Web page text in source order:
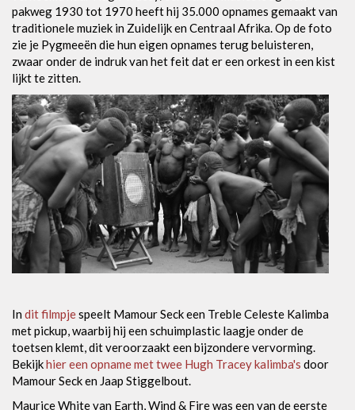
pakweg 1930 tot 1970 heeft hij 35.000 opnames gemaakt van
traditionele muziek in Zuidelijk en Centraal Afrika. Op de foto
zie je Pygmeeën die hun eigen opnames terug beluisteren,
zwaar onder de indruk van het feit dat er een orkest in een kist
lijkt te zitten.
In dit filmpjespeelt Mamour Seck een Treble Celeste Kalimba
met pickup, waarbij hij een schuimplastic laagje onder de
toetsen klemt, dit veroorzaakt een bijzondere vervorming.
Bekijkhier een opname met twee Hugh Tracey kalimba's door
Mamour Seck en Jaap Stiggelbout.
Maurice White van Earth, Wind & Fire was een van de eerste